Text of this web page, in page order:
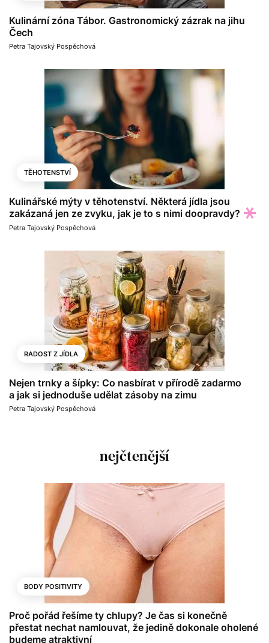
Kulinární zóna Tábor. Gastronomický zázrak na jihu
Čech
Petra Tajovský Pospěchová
TĚHOTENSTVÍ
Kulinářské mýty v těhotenství. Některá jídla jsou
zakázaná jen ze zvyku, jak je to s nimi doopravdy?
Petra Tajovský Pospěchová
RADOST Z JÍDLA
Nejen trnky a šípky: Co nasbírat v přírodě zadarmo
a jak si jednoduše udělat zásoby na zimu
Petra Tajovský Pospěchová
nejčtenější
BODY POSITIVITY
Proč pořád řešíme ty chlupy? Je čas si konečně
přestat nechat namlouvat, že jedině dokonale oholené
budeme atraktivní